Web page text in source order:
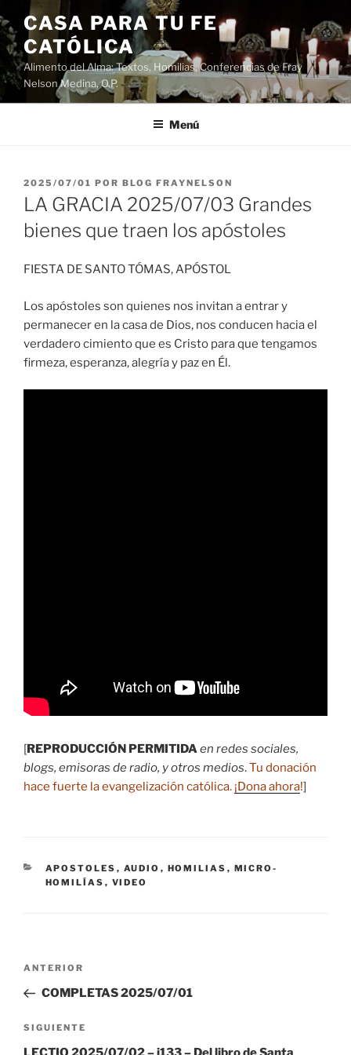
Saltar
al
contenido
CASA PARA TU FE
CATÓLICA
Alimento del Alma: Textos, Homilias, Conferencias de Fray
Nelson Medina, O.P.
Menú
PUBLICADO
EL
2025/07/01 POR BLOG FRAYNELSON
LA GRACIA 2025/07/03 Grandes
bienes que traen los apóstoles
FIESTA DE SANTO TÓMAS, APÓSTOL
Los apóstoles son quienes nos invitan a entrar y
permanecer en la casa de Dios, nos conducen hacia el
verdadero cimiento que es Cristo para que tengamos
firmeza, esperanza, alegría y paz en Él.
[REPRODUCCIÓN PERMITIDAen redes sociales,
blogs, emisoras de radio, y otros medios.Tu donación
hace fuerte la evangelización católica. ¡Dona ahora!]
CATEGORÍAS
APOSTOLES , AUDIO , HOMILIAS , MICRO-
HOMILÍAS , VIDEO
Navegación
entradas
Entrada
anterior:
ANTERIOR
COMPLETAS 2025/07/01
Siguiente
entrada
SIGUIENTE